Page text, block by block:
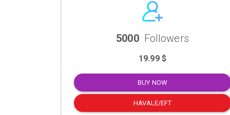
5000 Followers
19.99 $
BUY NOW
HAVALE/EFT